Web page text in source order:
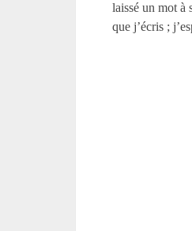
laissé un mot à
que j’écris ;